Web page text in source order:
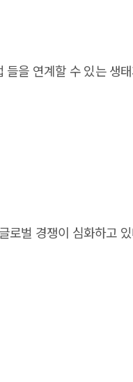
을 연계할 수 있는 생
벌 경쟁이 심화하고 있